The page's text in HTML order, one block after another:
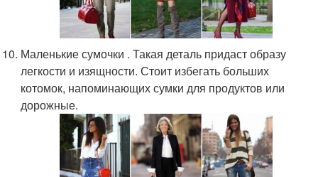
Маленькие сумочки . Такая деталь придаст образу
легкости и изящности. Стоит избегать больших
котомок, напоминающих сумки для продуктов или
дорожные.